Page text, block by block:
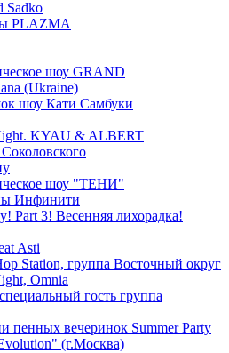
Sadko
PLAZMA
шоу GRAND
(Ukraine)
шоу Кати Самбуки
KYAU & ALBERT
шоу "ТЕНИ"
Инфинити
Part 3! Весенняя лихорадка!
Asti
Station, группа Восточный округ
Omnia
гость группа
пенных вечеринок Summer Party
(г.Москва)